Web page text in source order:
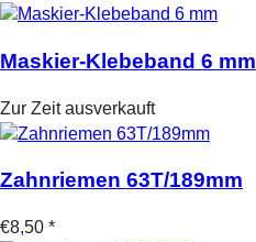
Maskier-Klebeband 6 mm
Zur Zeit ausverkauft
Zahnriemen 63T/189mm
€8,50 *